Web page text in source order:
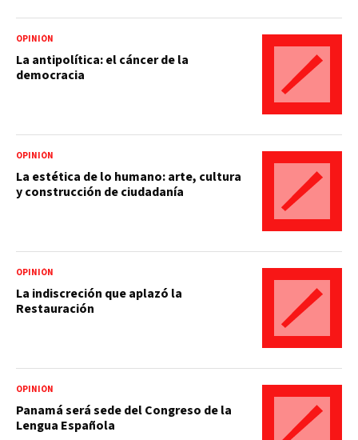
OPINIÓN
La antipolítica: el cáncer de la
democracia
OPINIÓN
La estética de lo humano: arte, cultura
y construcción de ciudadanía
OPINIÓN
La indiscreción que aplazó la
Restauración
OPINIÓN
Panamá será sede del Congreso de la
Lengua Española